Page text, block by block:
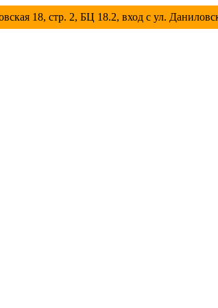
18, стр. 2, БЦ 18.2, вход с ул.